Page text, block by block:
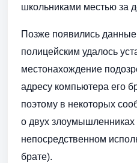
школьниками местью за
Позже появились
полицейским удалось
местонахождение
адресу компьютера его
поэтому в некоторых
о двух злоумышленниках
непосредственном
брате).